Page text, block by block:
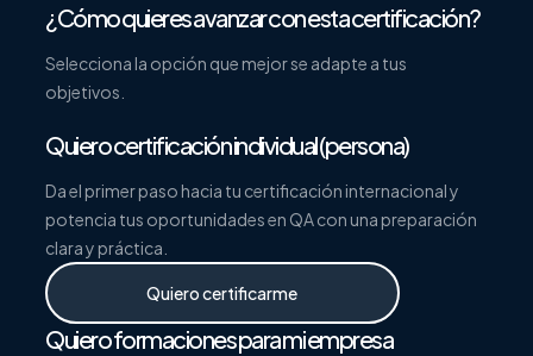
¿Cómo quieres avanzar con esta certificación?
Selecciona la opción que mejor se adapte a tus
objetivos.
Quiero certificación individual (persona)
Da el primer paso hacia tu certificación internacional y
potencia tus oportunidades en QA con una preparación
clara y práctica.
Quiero certificarme
Quiero formaciones para mi empresa